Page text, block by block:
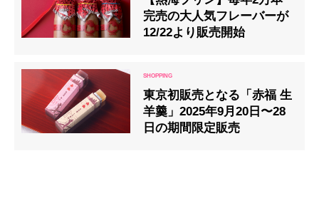
完売の大人気フレーバーが
12/22より販売開始
東京初販売となる「赤福 生
羊羹」2025年9月20日〜28
日の期間限定販売